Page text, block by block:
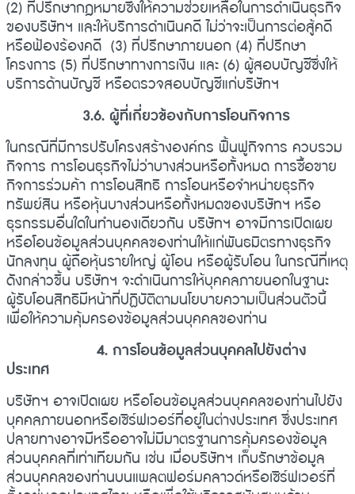
(2) ที่ปรึกษากฎหมายซึ่งให้ความช่วยเหลือในการดำเนินธุรกิจ
ของบริษัทฯ และให้บริการดำเนินคดี ไม่ว่าจะเป็นการต่อสู้คดี
หรือฟ้องร้องคดี (3) ที่ปรึกษาภายนอก (4) ที่ปรึกษา
โครงการ (5) ที่ปรึกษาทางการเงิน และ (6) ผู้สอบบัญชีซึ่งให้
บริการด้านบัญชี หรือตรวจสอบบัญชีแก่บริษัทฯ
3.6. ผู้ที่เกี่ยวข้องกับการโอนกิจการ
ในกรณีที่มีการปรับโครงสร้างองค์กร ฟื้นฟูกิจการ ควบรวม
กิจการ การโอนธุรกิจไม่ว่าบางส่วนหรือทั้งหมด การซื้อขาย
กิจการร่วมค้า การโอนสิทธิ การโอนหรือจำหน่ายธุรกิจ
ทรัพย์สิน หรือหุ้นบางส่วนหรือทั้งหมดของบริษัทฯ หรือ
ธุรกรรมอื่นใดในทำนองเดียวกัน บริษัทฯ อาจมีการเปิดเผย
หรือโอนข้อมูลส่วนบุคคลของท่านให้แก่พันธมิตรทางธุรกิจ
นักลงทุน ผู้ถือหุ้นรายใหญ่ ผู้โอน หรือผู้รับโอน ในกรณีที่เหตุ
ดังกล่าวขึ้น บริษัทฯ จะดำเนินการให้บุคคลภายนอกในฐานะ
ผู้รับโอนสิทธิมีหน้าที่ปฏิบัติตามนโยบายความเป็นส่วนตัวนี้
เพื่อให้ความคุ้มครองข้อมูลส่วนบุคคลของท่าน
4. การโอนข้อมูลส่วนบุคคลไปยังต่าง
ประเทศ
บริษัทฯ อาจเปิดเผย หรือโอนข้อมูลส่วนบุคคลของท่านไปยัง
บุคคลภายนอกหรือเซิร์ฟเวอร์ที่อยู่ในต่างประเทศ ซึ่งประเทศ
ปลายทางอาจมีหรืออาจไม่มีมาตรฐานการคุ้มครองข้อมูล
ส่วนบุคคลที่เท่าเทียมกัน เช่น เมื่อบริษัทฯ เก็บรักษาข้อมูล
ส่วนบุคคลของท่านบนแพลตฟอร์มคลาวด์หรือเซิร์ฟเวอร์ที่